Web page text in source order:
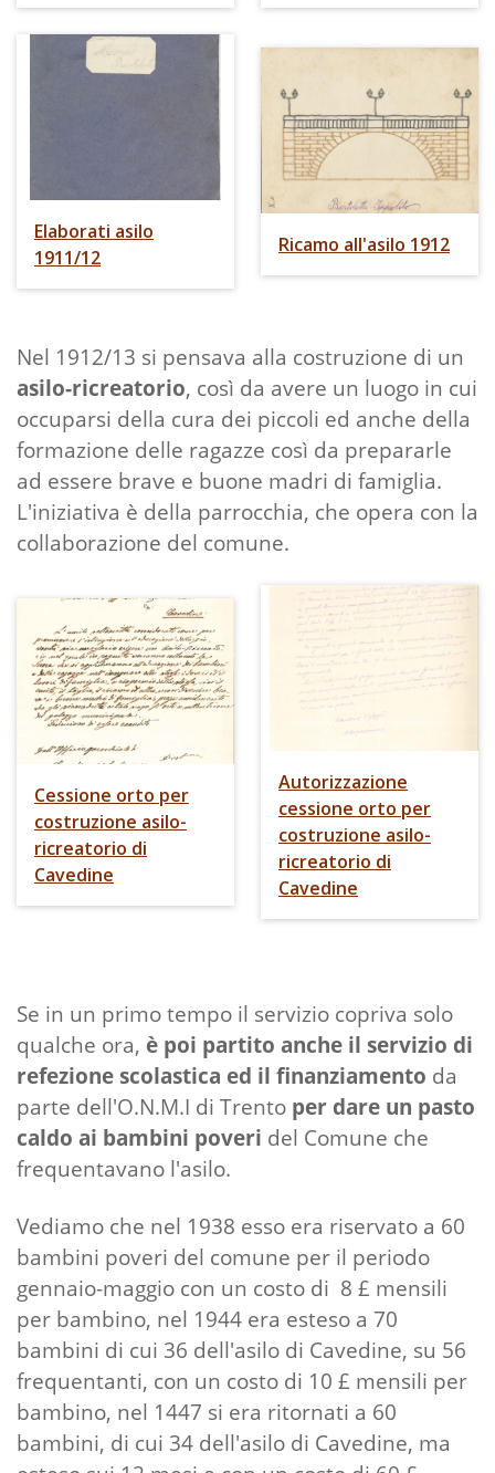
Elaborati asilo
1911/12
Ricamo all'asilo 1912
Nel 1912/13 si pensava alla costruzione di un
asilo-ricreatorio, così da avere un luogo in cui
occuparsi della cura dei piccoli ed anche della
formazione delle ragazze così da prepararle
ad essere brave e buone madri di famiglia.
L'iniziativa è della parrocchia, che opera con la
collaborazione del comune.
Cessione orto per
costruzione asilo-
ricreatorio di
Cavedine
Autorizzazione
cessione orto per
costruzione asilo-
ricreatorio di
Cavedine
Se in un primo tempo il servizio copriva solo
qualche ora, è poi partito anche il servizio di
refezione scolastica ed il finanziamento da
parte dell'O.N.M.I di Trento per dare un pasto
caldo ai bambini poveri del Comune che
frequentavano l'asilo.
Vediamo che nel 1938 esso era riservato a 60
bambini poveri del comune per il periodo
gennaio-maggio con un costo di 8 £ mensili
per bambino, nel 1944 era esteso a 70
bambini di cui 36 dell'asilo di Cavedine, su 56
frequentanti, con un costo di 10 £ mensili per
bambino, nel 1447 si era ritornati a 60
bambini, di cui 34 dell'asilo di Cavedine, ma